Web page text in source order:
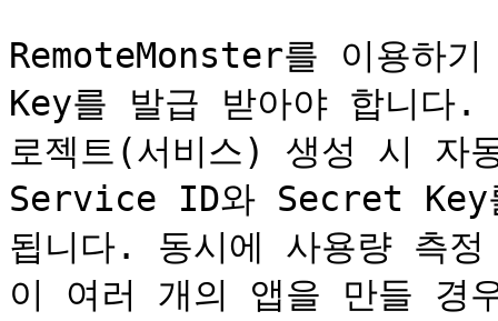
RemoteMonster를 이용하
Key를 발급 받아야 합니
로젝트(서비스) 생성 시 자
Service ID와 Secret Key
됩니다. 동시에 사용량 측
이 여러 개의 앱을 만들